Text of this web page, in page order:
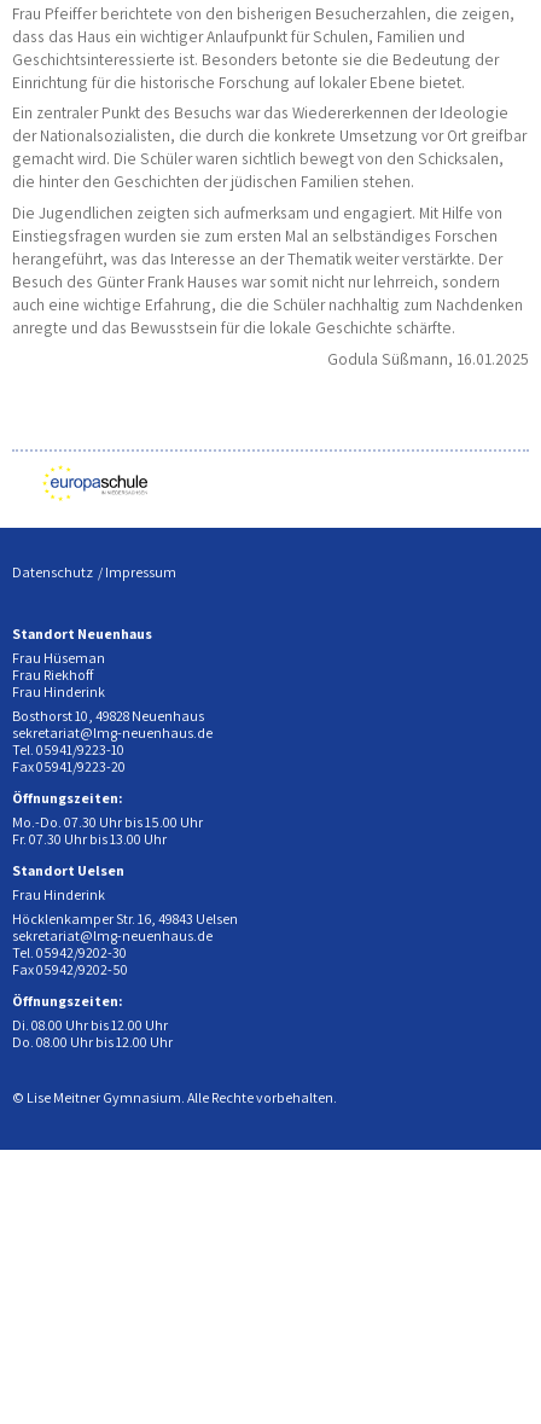
Frau Pfeiffer berichtete von den bisherigen Besucherzahlen, die zeigen,
dass das Haus ein wichtiger Anlaufpunkt für Schulen, Familien und
Geschichtsinteressierte ist. Besonders betonte sie die Bedeutung der
Einrichtung für die historische Forschung auf lokaler Ebene bietet.
Ein zentraler Punkt des Besuchs war das Wiedererkennen der Ideologie
der Nationalsozialisten, die durch die konkrete Umsetzung vor Ort greifbar
gemacht wird. Die Schüler waren sichtlich bewegt von den Schicksalen,
die hinter den Geschichten der jüdischen Familien stehen.
Die Jugendlichen zeigten sich aufmerksam und engagiert. Mit Hilfe von
Einstiegsfragen wurden sie zum ersten Mal an selbständiges Forschen
herangeführt, was das Interesse an der Thematik weiter verstärkte. Der
Besuch des Günter Frank Hauses war somit nicht nur lehrreich, sondern
auch eine wichtige Erfahrung, die die Schüler nachhaltig zum Nachdenken
anregte und das Bewusstsein für die lokale Geschichte schärfte.
Godula Süßmann, 16.01.2025
Datenschutz Impressum
Standort Neuenhaus
Frau Hüseman
Frau Riekhoff
Frau Hinderink
Bosthorst 10, 49828 Neuenhaus
sekretariat@lmg-neuenhaus.de
Tel. 05941/9223-10
Fax 05941/9223-20
Öffnungszeiten:
Mo.-Do. 07.30 Uhr bis 15.00 Uhr
Fr. 07.30 Uhr bis 13.00 Uhr
Standort Uelsen
Frau Hinderink
Höcklenkamper Str. 16, 49843 Uelsen
sekretariat@lmg-neuenhaus.de
Tel. 05942/9202-30
Fax 05942/9202-50
Öffnungszeiten:
Di. 08.00 Uhr bis 12.00 Uhr
Do. 08.00 Uhr bis 12.00 Uhr
© Lise Meitner Gymnasium. Alle Rechte vorbehalten.